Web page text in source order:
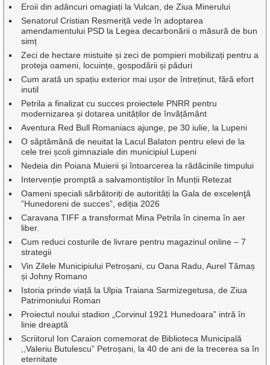
Eroii din adâncuri omagiați la Vulcan, de Ziua Minerului
Senatorul Cristian Resmeriță vede în adoptarea
amendamentului PSD la Legea decarbonării o măsură de bun
simț
Zeci de hectare mistuite și zeci de pompieri mobilizați pentru a
proteja oameni, locuințe, gospodării și păduri
Cum arată un spațiu exterior mai ușor de întreținut, fără efort
inutil
Petrila a finalizat cu succes proiectele PNRR pentru
modernizarea și dotarea unităților de învățământ
Aventura Red Bull Romaniacs ajunge, pe 30 iulie, la Lupeni
O săptămână de neuitat la Lacul Balaton pentru elevi de la
cele trei școli gimnaziale din municipiul Lupeni
Nedeia din Poiana Muierii și întoarcerea la rădăcinile timpului
Intervenție promptă a salvamontiștilor în Munții Retezat
Oameni speciali sărbătoriți de autorități la Gala de excelenţă
”Hunedoreni de succes”, ediția 2026
Caravana TIFF a transformat Mina Petrila în cinema în aer
liber.
Cum reduci costurile de livrare pentru magazinul online – 7
strategii
Vin Zilele Municipiului Petroșani, cu Oana Radu, Aurel Tămaș
și Johny Romano
Istoria prinde viață la Ulpia Traiana Sarmizegetusa, de Ziua
Patrimoniului Roman
Proiectul noului stadion „Corvinul 1921 Hunedoara” intră în
linie dreaptă
Scriitorul Ion Caraion comemorat de Biblioteca Municipală
,,Valeriu Butulescu” Petroșani, la 40 de ani de la trecerea sa în
eternitate